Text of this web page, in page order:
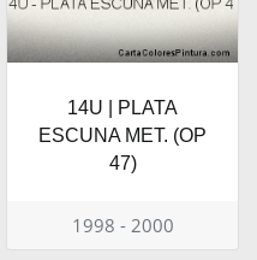
14U | PLATA
ESCUNA MET. (OP
47)
1998 - 2000